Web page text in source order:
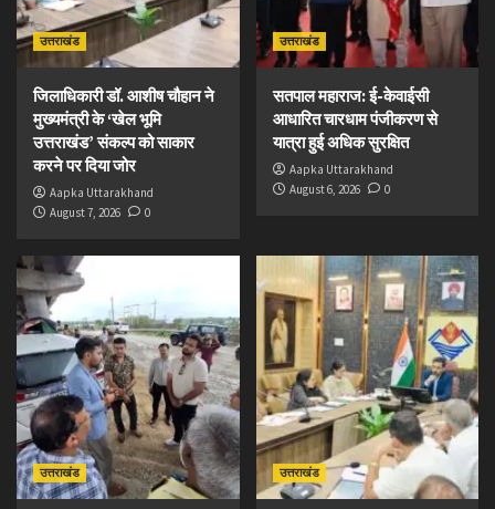
उत्तराखंड
जिलाधिकारी डॉ. आशीष चौहान ने
मुख्यमंत्री के ‘खेल भूमि
उत्तराखंड’ संकल्प को साकार
करने पर दिया जोर
Aapka Uttarakhand
August 7, 2026
0
उत्तराखंड
सतपाल महाराज: ई-केवाईसी
आधारित चारधाम पंजीकरण से
यात्रा हुई अधिक सुरक्षित
Aapka Uttarakhand
August 6, 2026
0
उत्तराखंड उत्तराखंड